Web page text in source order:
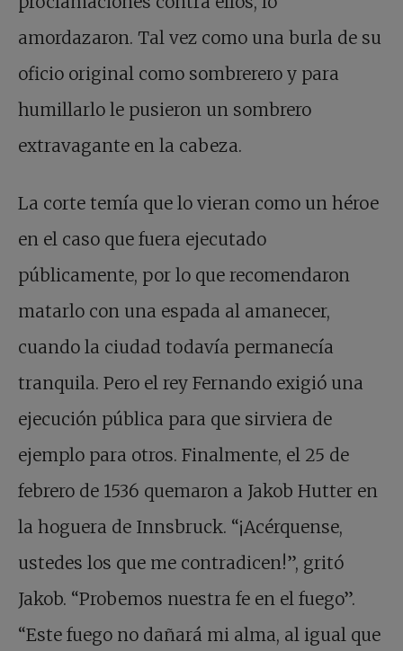
amordazaron. Tal vez como una burla de su
oficio original como sombrerero y para
humillarlo le pusieron un sombrero
extravagante en la cabeza.
La corte temía que lo vieran como un héroe
en el caso que fuera ejecutado
públicamente, por lo que recomendaron
matarlo con una espada al amanecer,
cuando la ciudad todavía permanecía
tranquila. Pero el rey Fernando exigió una
ejecución pública para que sirviera de
ejemplo para otros. Finalmente, el 25 de
febrero de 1536 quemaron a Jakob Hutter en
la hoguera de Innsbruck. “¡Acérquense,
ustedes los que me contradicen!”, gritó
Jakob. “Probemos nuestra fe en el fuego”.
“Este fuego no dañará mi alma, al igual que